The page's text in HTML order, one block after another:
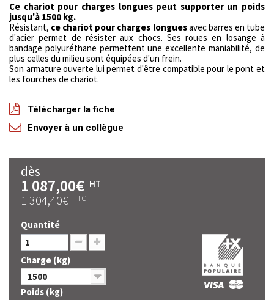
Ce chariot pour charges longues peut supporter un poids
jusqu'à 1500 kg.
Résistant, ce chariot pour charges longuesavec barres en tube
d'acier permet de résister aux chocs. Ses roues en losange à
bandage polyuréthane permettent une excellente maniabilité, de
plus celles du milieu sont équipées d'un frein.
Son armature ouverte lui permet d'être compatible pour le pont et
les fourches de chariot.
Télécharger la fiche
Envoyer à un collègue
dès
1 087,00€ HT
1 304,40€ TTC
Quantité
Charge (kg)
1500
Poids (kg)